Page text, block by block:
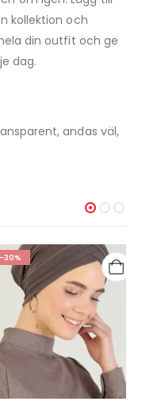
kollektion och
din outfit och ge
dag.
andas väl,